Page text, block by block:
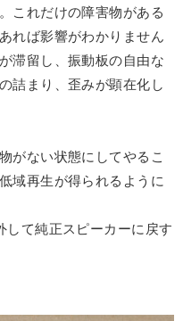
これだけの障害物がある
れば影響がわかりません
滞留し、振動板の自由な
詰まり、歪みが顕在化し
がない状態にしてやるこ
域再生が得られるように
て純正スピーカーに戻す